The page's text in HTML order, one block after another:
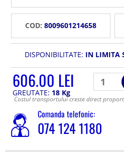
COD: 8009601214658
DISPONIBILITATE: IN LIMITA
606.00 LEI
GREUTATE: 18 Kg
Costul transportului creste direct
Comanda telefonic:
074 124 1180